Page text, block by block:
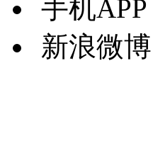
手机APP
新浪微博